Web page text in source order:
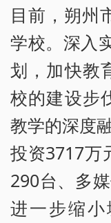
目前，朔州
学校。深入
划，加快教
校的建设步
教学的深度
投资3717万
290台、多
进一步缩